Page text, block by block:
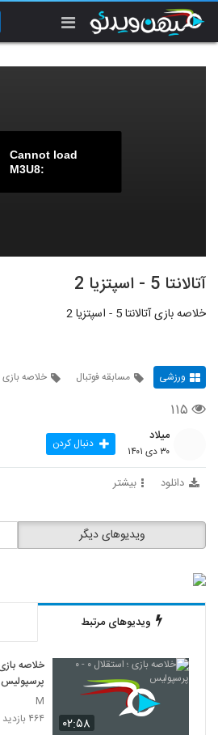
Cannot load
M3U8:
آتالانتا 5 - اسپتزیا 2
خلاصه بازی آتالانتا 5 - اسپتزیا 2
ورزشی مسابقه فوتبال خلاصه بازی
۱۱۵
میلاد
۳۰ دی ۱۴۰۱ دنبال کردن
دانلود بیشتر
ویدیوهای دیگر
ویدیوهای مرتبط
۰۲:۵۸
پرسپولیس
M
۴۶۴ بازدید